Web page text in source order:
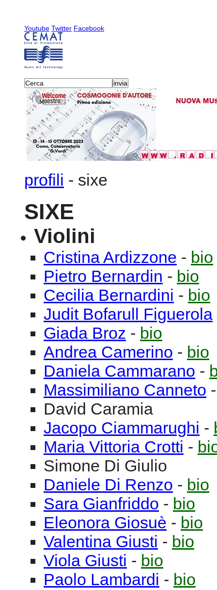
Youtube Twitter Facebook
profili - sixe
SIXE
Violini
CristinaArdizzone - bio
Pietro Bernardin - bio
Cecilia Bernardini - bio
Judit Bofarull Figuerola
Giada Broz - bio
Andrea Camerino - bio
Daniela Cammarano -
Massimiliano Canneto
David Caramia
Jacopo Ciammarughi -
Maria Vittoria Crotti -
Simone Di Giulio
Daniele Di Renzo - bio
Sara Gianfriddo - bio
Eleonora Giosuè - bio
Valentina Giusti - bio
Viola Giusti - bio
Paolo Lambardi - bio